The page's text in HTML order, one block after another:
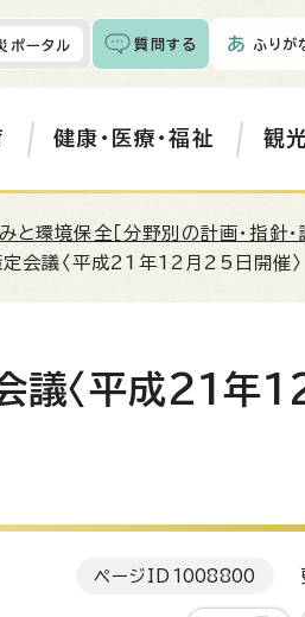
ポータル 質問する ふりが
健康・医療・福祉 観
と環境保全［分野別の計画・指針・
会議〈平成21年12月25日開催〉
議〈平成21年
ページID 1008800